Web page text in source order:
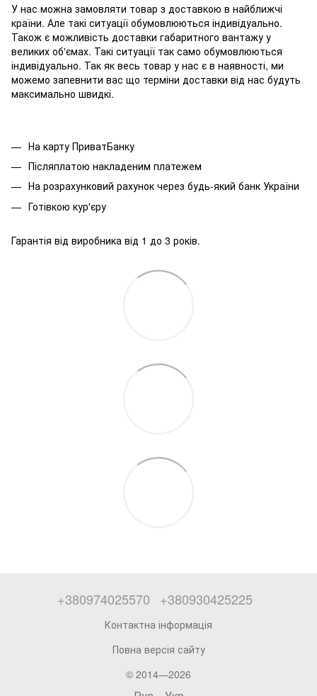
У нас можна замовляти товар з доставкою в найближчі
країни. Але такі ситуації обумовлюються індивідуально.
Також є можливість доставки габаритного вантажу у
великих об'ємах. Такі ситуації так само обумовлюються
індивідуально. Так як весь товар у нас є в наявності, ми
можемо запевнити вас що терміни доставки від нас будуть
максимально швидкі.
На карту ПриватБанку
Післяплатою накладеним платежем
На розрахунковий рахунок через будь-який банк України
Готівкою кур'єру
Гарантія від виробника від 1 до 3 років.
+380974025570 +380930425225
Контактна інформація
Повна версія сайту
© 2014—2026